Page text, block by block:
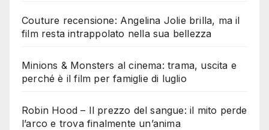
Couture recensione: Angelina Jolie brilla, ma il
film resta intrappolato nella sua bellezza
Minions & Monsters al cinema: trama, uscita e
perché è il film per famiglie di luglio
Robin Hood – Il prezzo del sangue: il mito perde
l’arco e trova finalmente un’anima